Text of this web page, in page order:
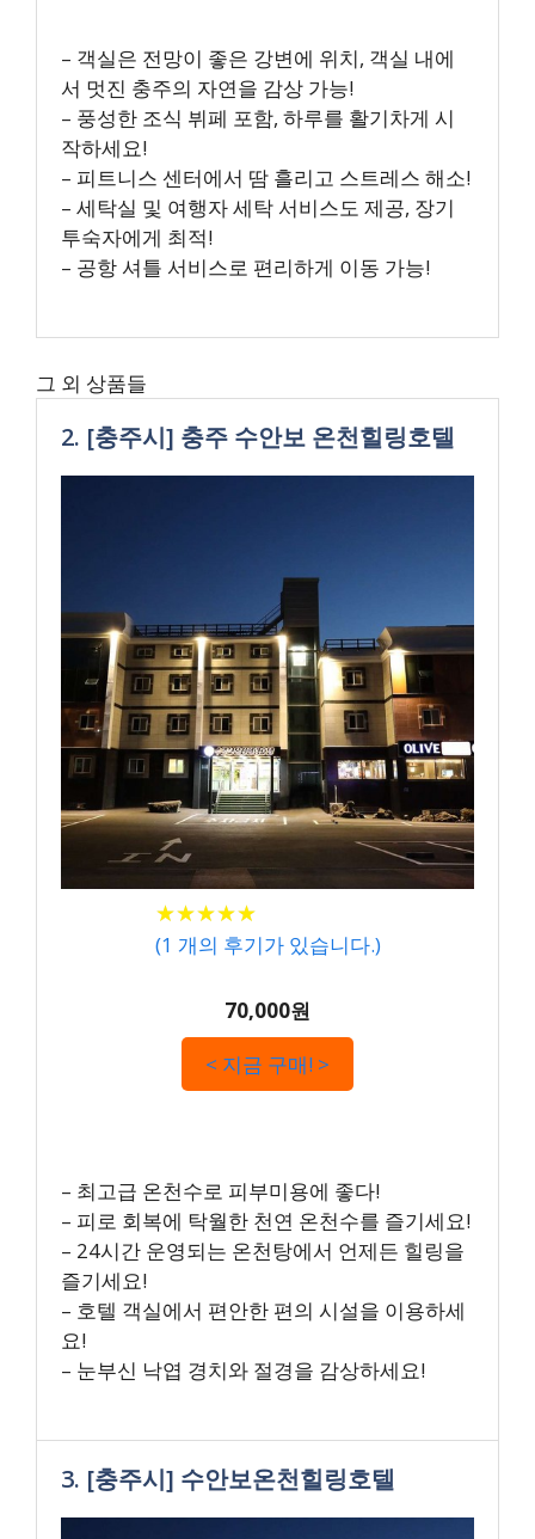
– 객실은 전망이 좋은 강변에 위치, 객실 내에
서 멋진 충주의 자연을 감상 가능!
– 풍성한 조식 뷔페 포함, 하루를 활기차게 시
작하세요!
– 피트니스 센터에서 땀 흘리고 스트레스 해소!
– 세탁실 및 여행자 세탁 서비스도 제공, 장기
투숙자에게 최적!
– 공항 셔틀 서비스로 편리하게 이동 가능!
그 외 상품들
2. [충주시] 충주 수안보 온천힐링호텔
★★★★★
★★★★★
(1 개의 후기가 있습니다.)
70,000원
< 지금 구매! >
– 최고급 온천수로 피부미용에 좋다!
– 피로 회복에 탁월한 천연 온천수를 즐기세요!
– 24시간 운영되는 온천탕에서 언제든 힐링을
즐기세요!
– 호텔 객실에서 편안한 편의 시설을 이용하세
요!
– 눈부신 낙엽 경치와 절경을 감상하세요!
3. [충주시] 수안보온천힐링호텔